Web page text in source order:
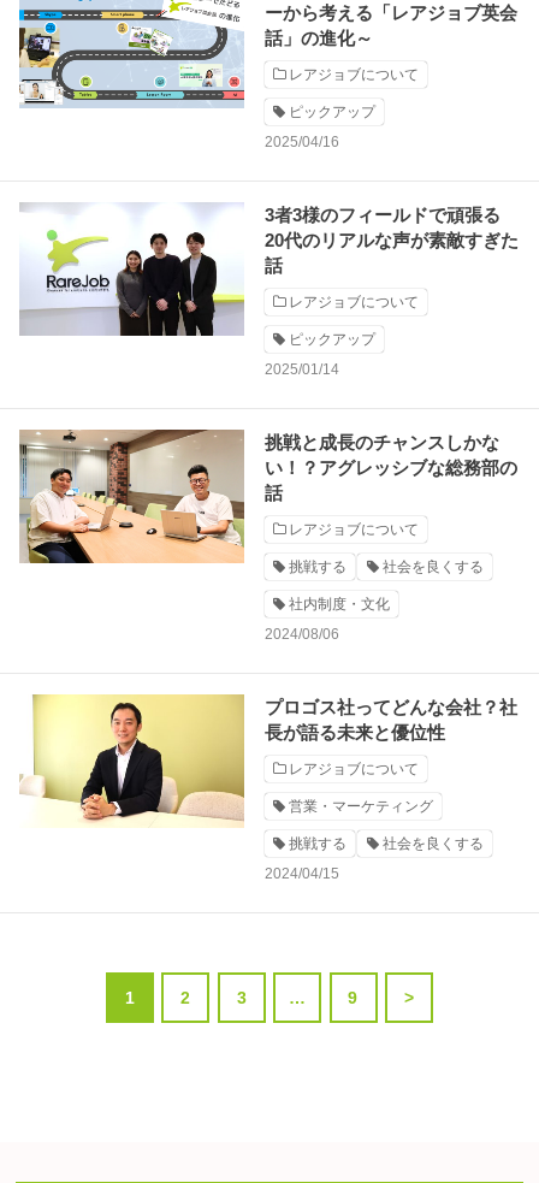
ーから考える「レアジョブ英会
話」の進化～
レアジョブについて
ピックアップ
2025/04/16
3者3様のフィールドで頑張る
20代のリアルな声が素敵すぎた
話
レアジョブについて
ピックアップ
2025/01/14
挑戦と成長のチャンスしかな
い！？アグレッシブな総務部の
話
レアジョブについて
挑戦する 社会を良くする
社内制度・文化
2024/08/06
プロゴス社ってどんな会社？社
長が語る未来と優位性
レアジョブについて
営業・マーケティング
挑戦する
社会を良くする
2024/04/15
1 2 3 … 9 >